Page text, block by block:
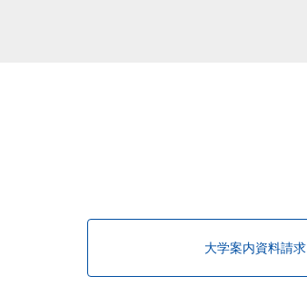
大学案内資料請求